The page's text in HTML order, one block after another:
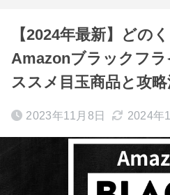
【2024年最新】どの
Amazonブラックフ
ススメ目玉商品と攻
2023年11月8日 2024年